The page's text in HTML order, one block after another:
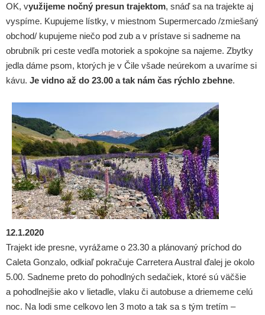
OK, využijeme nočný presun trajektom, snáď sa na trajekte aj
vyspíme. Kupujeme lístky, v miestnom Supermercado /zmiešaný
obchod/ kupujeme niečo pod zub a v prístave si sadneme na
obrubník pri ceste vedľa motoriek a spokojne sa najeme. Zbytky
jedla dáme psom, ktorých je v Čile všade neúrekom a uvaríme si
kávu. Je vidno až do 23.00 a tak nám čas rýchlo zbehne.
12.1.2020
Trajekt ide presne, vyrážame o 23.30 a plánovaný príchod do
Caleta Gonzalo, odkiaľ pokračuje Carretera Austral ďalej je okolo
5.00. Sadneme preto do pohodlných sedačiek, ktoré sú väčšie
a pohodlnejšie ako v lietadle, vlaku či autobuse a driememe celú
noc. Na lodi sme celkovo len 3 moto a tak sa s tým tretím –